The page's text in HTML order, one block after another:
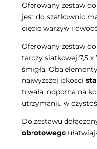
Oferowany zestaw
jest do szatkownic
cięcie warzyw i
Oferowany zestaw
tarczy siatkowej 7,5 x
śmigła. Oba
najwyższej jakości
trwała, odporna na
utrzymaniu w
Do zestawu
obrotowego